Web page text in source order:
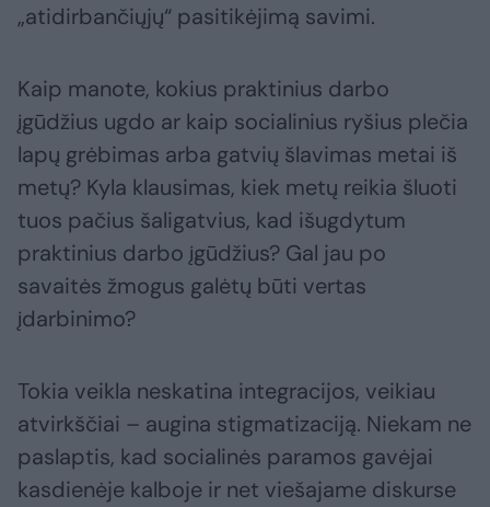
„atidirbančiųjų“ pasitikėjimą savimi.
Kaip manote, kokius praktinius darbo
įgūdžius ugdo ar kaip socialinius ryšius plečia
lapų grėbimas arba gatvių šlavimas metai iš
metų? Kyla klausimas, kiek metų reikia šluoti
tuos pačius šaligatvius, kad išugdytum
praktinius darbo įgūdžius? Gal jau po
savaitės žmogus galėtų būti vertas
įdarbinimo?
Tokia veikla neskatina integracijos, veikiau
atvirkščiai – augina stigmatizaciją. Niekam ne
paslaptis, kad socialinės paramos gavėjai
kasdienėje kalboje ir net viešajame diskurse